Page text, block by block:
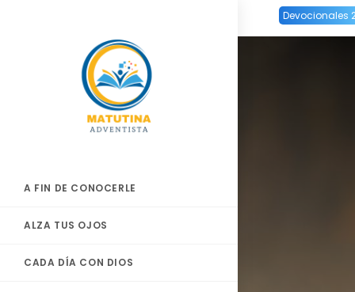
Devocionales
A FIN DE CONOCERLE
ALZA TUS OJOS
CADA DÍA CON DIOS